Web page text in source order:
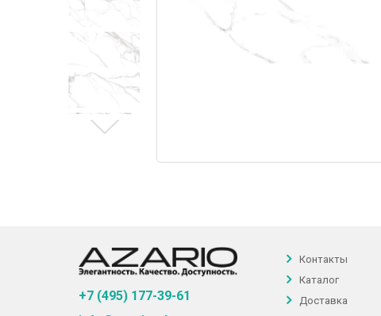
+7 (495) 177-39-61
Контакты
Каталог
Доставка